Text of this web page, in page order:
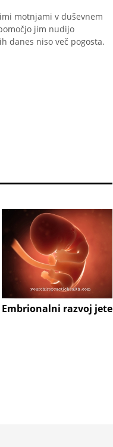
motnjami v duševnem
jim nudijo
danes niso več pogosta.
Embrionalni razvoj jeter